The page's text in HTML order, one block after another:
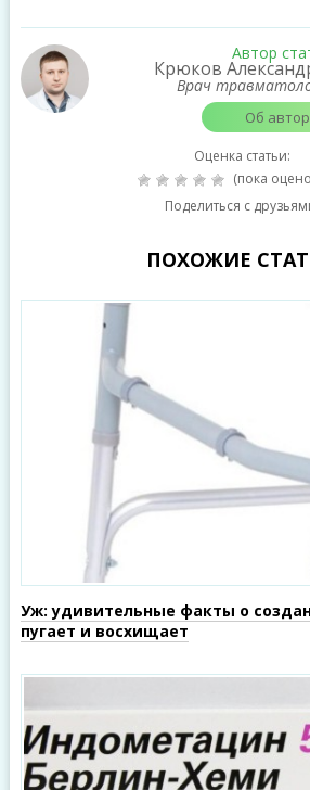
Автор
Крюков
Врач
Об
Оценка статьи:
(пока
Поделиться с
ПОХОЖИЕ
Уж: удивительные факты о
пугает и восхищает